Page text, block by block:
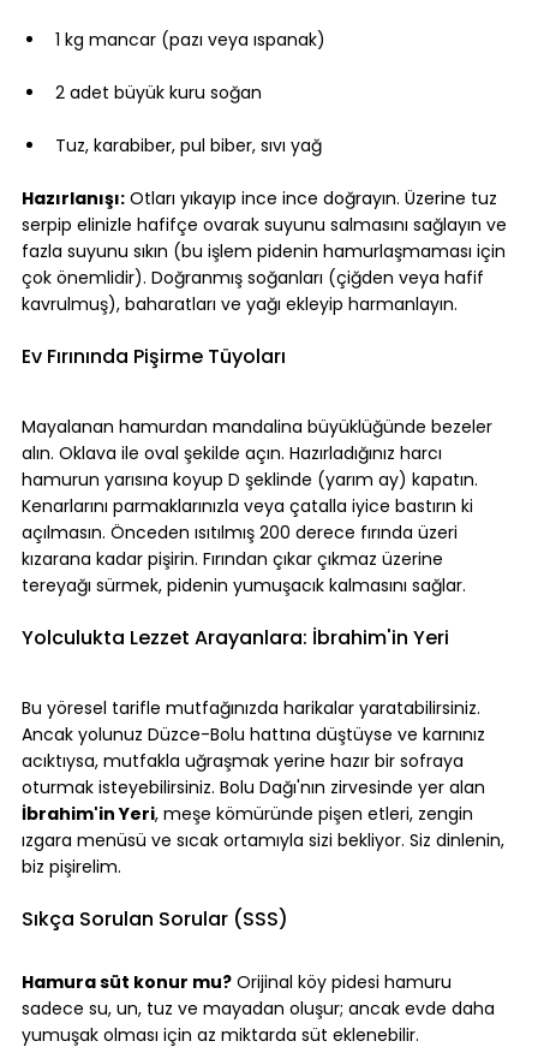
1 kg mancar (pazı veya ıspanak)
2 adet büyük kuru soğan
Tuz, karabiber, pul biber, sıvı yağ
Hazırlanışı: Otları yıkayıp ince ince doğrayın. Üzerine tuz
serpip elinizle hafifçe ovarak suyunu salmasını sağlayın ve
fazla suyunu sıkın (bu işlem pidenin hamurlaşmaması için
çok önemlidir). Doğranmış soğanları (çiğden veya hafif
kavrulmuş), baharatları ve yağı ekleyip harmanlayın.
Ev Fırınında Pişirme Tüyoları
Mayalanan hamurdan mandalina büyüklüğünde bezeler
alın. Oklava ile oval şekilde açın. Hazırladığınız harcı
hamurun yarısına koyup D şeklinde (yarım ay) kapatın.
Kenarlarını parmaklarınızla veya çatalla iyice bastırın ki
açılmasın. Önceden ısıtılmış 200 derece fırında üzeri
kızarana kadar pişirin. Fırından çıkar çıkmaz üzerine
tereyağı sürmek, pidenin yumuşacık kalmasını sağlar.
Yolculukta Lezzet Arayanlara: İbrahim'in Yeri
Bu yöresel tarifle mutfağınızda harikalar yaratabilirsiniz.
Ancak yolunuz Düzce-Bolu hattına düştüyse ve karnınız
acıktıysa, mutfakla uğraşmak yerine hazır bir sofraya
oturmak isteyebilirsiniz. Bolu Dağı'nın zirvesinde yer alan
İbrahim'in Yeri, meşe kömüründe pişen etleri, zengin
ızgara menüsü ve sıcak ortamıyla sizi bekliyor. Siz dinlenin,
biz pişirelim.
Sıkça Sorulan Sorular (SSS)
Hamura süt konur mu? Orijinal köy pidesi hamuru
sadece su, un, tuz ve mayadan oluşur; ancak evde daha
yumuşak olması için az miktarda süt eklenebilir.